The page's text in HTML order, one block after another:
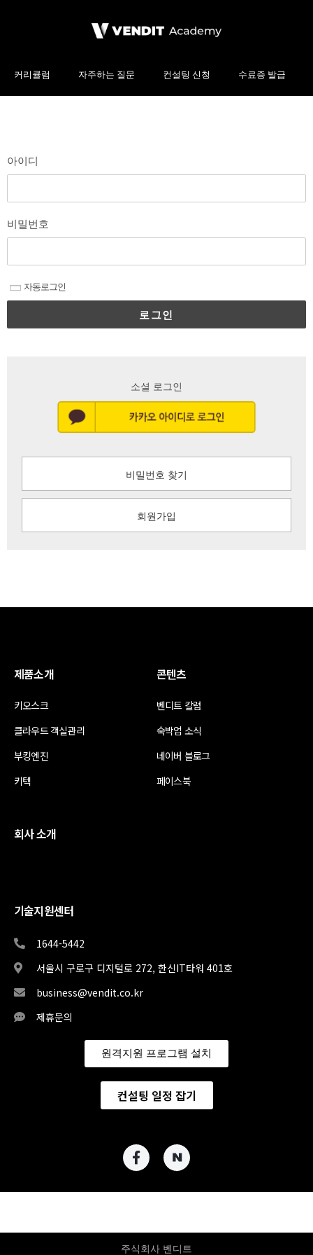
커리큘럼 자주하는 질문 컨설팅 신청 수료증 발급
아이디
비밀번호
자동로그인
로그인
소셜 로그인
비밀번호 찾기
회원가입
제품소개
키오스크
클라우드 객실관리
부킹엔진
키텍
콘텐츠
벤디트 칼럼
숙박업 소식
네이버 블로그
페이스북
회사 소개
기술지원센터
1644-5442
서울시 구로구 디지털로 272, 한신IT타워 401호
business@vendit.co.kr
제휴문의
원격지원 프로그램 설치
컨설팅 일정 잡기
주식회사 벤디트